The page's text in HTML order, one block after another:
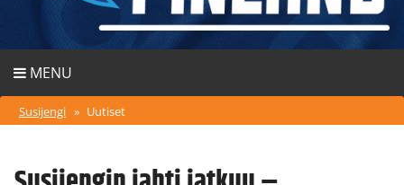
MENU
Susijengi » Uutiset